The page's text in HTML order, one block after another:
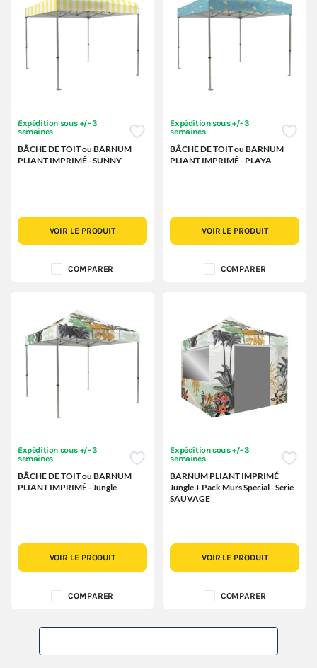
Expédition sous +/- 3
semaines
BÂCHE DE TOIT ou BARNUM
PLIANT IMPRIMÉ - SUNNY
VOIR LE PRODUIT
COMPARER
Expédition sous +/- 3
semaines
BÂCHE DE TOIT ou BARNUM
PLIANT IMPRIMÉ - PLAYA
VOIR LE PRODUIT
COMPARER
Expédition sous +/- 3
semaines
BÂCHE DE TOIT ou BARNUM
PLIANT IMPRIMÉ - Jungle
VOIR LE PRODUIT
COMPARER
Expédition sous +/- 3
semaines
BARNUM PLIANT IMPRIMÉ
Jungle + Pack Murs Spécial - Série
SAUVAGE
VOIR LE PRODUIT
COMPARER